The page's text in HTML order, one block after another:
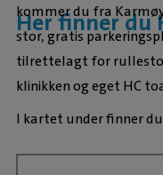
Her finner du
kommer du fra
stor, gratis
tilrettelagt for
klinikken og eget HC
I kartet under finner